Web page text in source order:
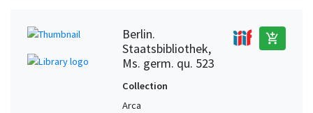
Berlin.
Staatsbibliothek,
Ms. germ. qu. 523
add_shopping_cart
Collection
Arca